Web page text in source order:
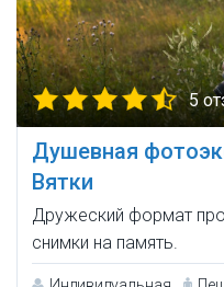
5
Душевная
Вятки
Дружеский формат
снимки на память.